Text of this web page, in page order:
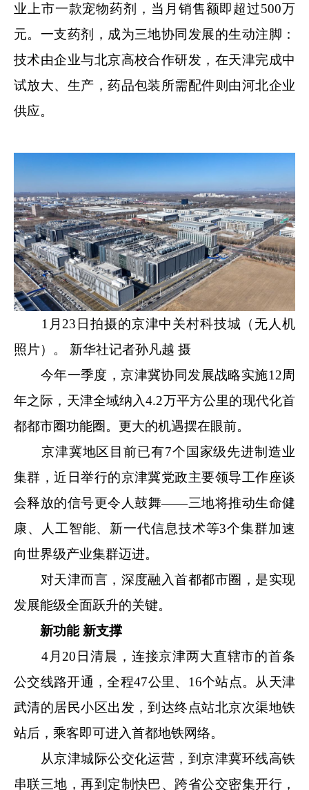
业上市一款宠物药剂，当月销售额即超过500万
元。一支药剂，成为三地协同发展的生动注脚：
技术由企业与北京高校合作研发，在天津完成中
试放大、生产，药品包装所需配件则由河北企业
供应。
1月23日拍摄的京津中关村科技城（无人机
照片）。 新华社记者孙凡越 摄
今年一季度，京津冀协同发展战略实施12周
年之际，天津全域纳入4.2万平方公里的现代化首
都都市圈功能圈。更大的机遇摆在眼前。
京津冀地区目前已有7个国家级先进制造业
集群，近日举行的京津冀党政主要领导工作座谈
会释放的信号更令人鼓舞——三地将推动生命健
康、人工智能、新一代信息技术等3个集群加速
向世界级产业集群迈进。
对天津而言，深度融入首都都市圈，是实现
发展能级全面跃升的关键。
新功能 新支撑
4月20日清晨，连接京津两大直辖市的首条
公交线路开通，全程47公里、16个站点。从天津
武清的居民小区出发，到达终点站北京次渠地铁
站后，乘客即可进入首都地铁网络。
从京津城际公交化运营，到京津冀环线高铁
串联三地，再到定制快巴、跨省公交密集开行，